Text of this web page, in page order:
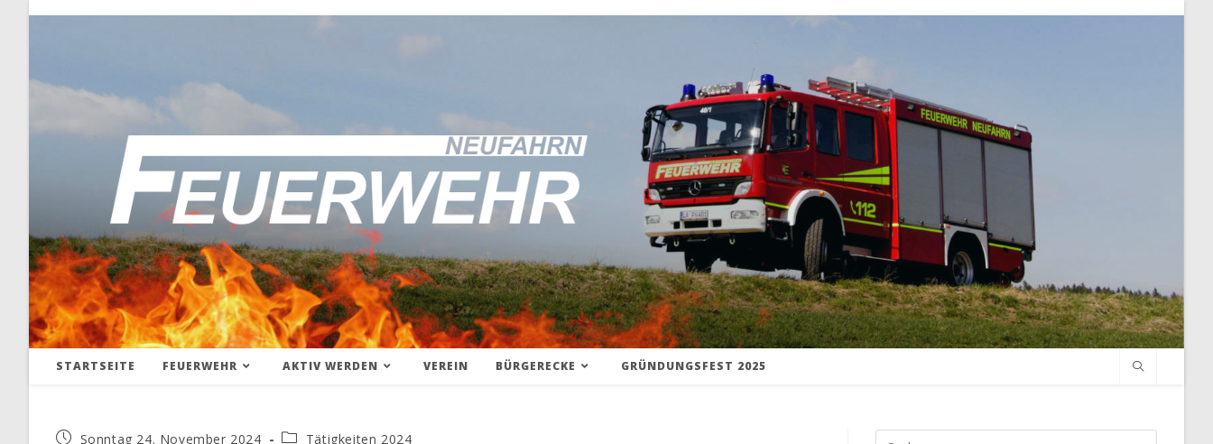
STARTSEITE FEUERWEHR AKTIV WERDEN VEREIN BÜRGERECKE GRÜNDUNGSFEST 2025
Sonntag 24. November 2024 Tätigkeiten 2024